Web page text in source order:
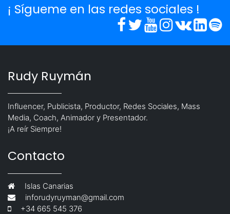
¡ Sígueme en las redes sociales !
Rudy Ruymán
Influencer, Publicista, Productor, Redes Sociales, Mass
Media, Coach, Animador y Presentador.
¡A reír Siempre!
Contacto
Islas Canarias
inforudyruyman@gmail.com
+34 665 545 376